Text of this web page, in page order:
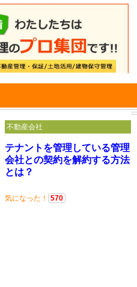
テナントを管理している管理
会社との契約を解約する方法
とは？
気になった！ 570
不動産会社